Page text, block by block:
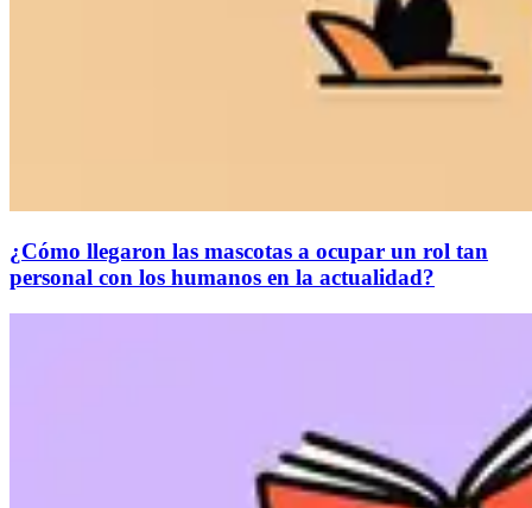
¿Cómo llegaron las mascotas a ocupar un rol tan
personal con los humanos en la actualidad?